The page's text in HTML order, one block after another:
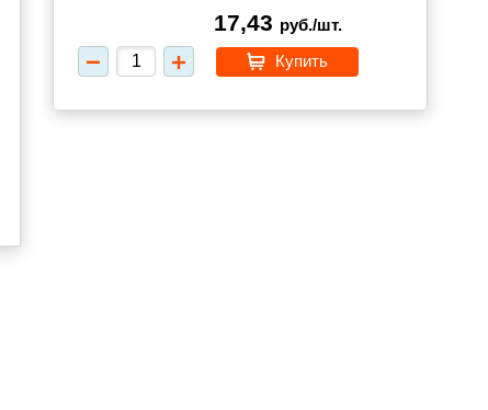
17,43 руб./шт.
Купить